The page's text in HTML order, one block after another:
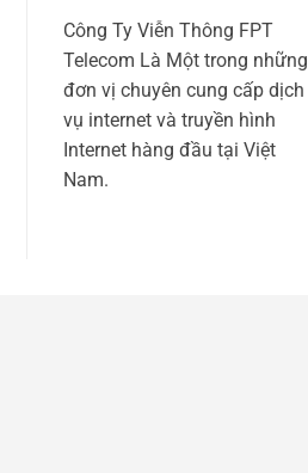
Công Ty Viễn Thông FPT
Telecom Là Một trong những
đơn vị chuyên cung cấp dịch
vụ internet và truyền hình
Internet hàng đầu tại Việt
Nam.